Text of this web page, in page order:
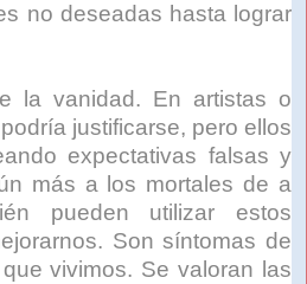
no deseadas hasta lograr
la vanidad. En artistas o
justificarse, pero ellos
expectativas falsas y
más a los mortales de a
pueden utilizar estos
Son síntomas de
vivimos. Se valoran las